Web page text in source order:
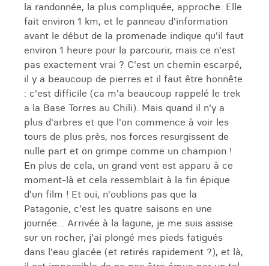
la randonnée, la plus compliquée, approche. Elle
fait environ 1 km, et le panneau d'information
avant le début de la promenade indique qu'il faut
environ 1 heure pour la parcourir, mais ce n'est
pas exactement vrai ? C'est un chemin escarpé,
il y a beaucoup de pierres et il faut être honnête
: c'est difficile (ca m'a beaucoup rappelé le trek
a la Base Torres au Chili). Mais quand il n'y a
plus d'arbres et que l'on commence à voir les
tours de plus près, nos forces resurgissent de
nulle part et on grimpe comme un champion !
En plus de cela, un grand vent est apparu à ce
moment-là et cela ressemblait à la fin épique
d'un film ! Et oui, n'oublions pas que la
Patagonie, c'est les quatre saisons en une
journée... Arrivée à la lagune, je me suis assise
sur un rocher, j'ai plongé mes pieds fatigués
dans l'eau glacée (et retirés rapidement ?), et là,